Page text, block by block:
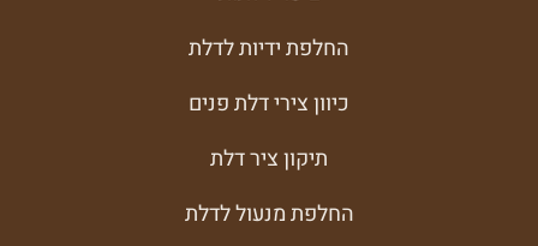
החלפת ידיות לדלת
כיוון צירי דלת פנים
תיקון ציר דלת
החלפת מנעול לדלת